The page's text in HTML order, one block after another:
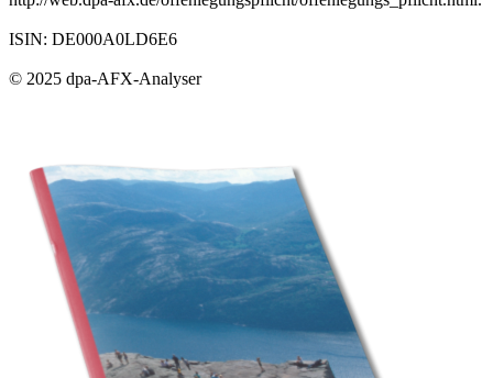
ISIN: DE000A0LD6E6
© 2025 dpa-AFX-Analyser